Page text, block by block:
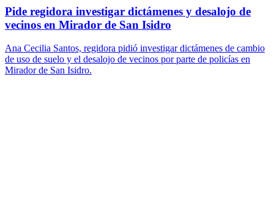
Pide regidora investigar dictámenes y desalojo de
vecinos en Mirador de San Isidro
Ana Cecilia Santos, regidora pidió investigar dictámenes de cambio
de uso de suelo y el desalojo de vecinos por parte de policías en
Mirador de San Isidro.